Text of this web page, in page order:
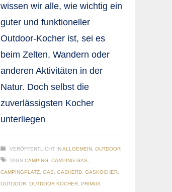
wissen wir alle, wie wichtig ein
guter und funktioneller
Outdoor-Kocher ist, sei es
beim Zelten, Wandern oder
anderen Aktivitäten in der
Natur. Doch selbst die
zuverlässigsten Kocher
unterliegen
VERÖFFENTLICHT IN ALLGEMEIN ,OUTDOOR
TAGS CAMPING ,CAMPING GAS
CAMPINGPLATZ ,GAS ,GASHERD ,GASKOCHER
OUTDOOR ,OUTDOOR KOCHER ,PRIMUS